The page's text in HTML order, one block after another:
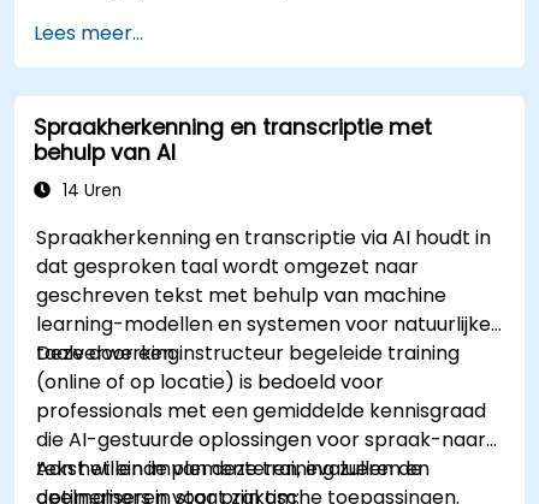
Lees meer...
Spraakherkenning en transcriptie met
behulp van AI
14 Uren
Spraakherkenning en transcriptie via AI houdt in
dat gesproken taal wordt omgezet naar
geschreven tekst met behulp van machine
learning-modellen en systemen voor natuurlijke
taalverwerking.
Deze door een instructeur begeleide training
(online of op locatie) is bedoeld voor
professionals met een gemiddelde kennisgraad
die AI-gestuurde oplossingen voor spraak-naar-
tekst willen implementeren, evalueren en
optimaliseren voor praktische toepassingen.
Aan het einde van deze training zullen de
deelnemers in staat zijn om: